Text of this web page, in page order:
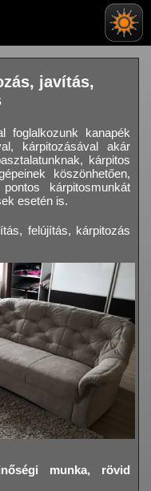
javítás,
foglalkozunk kanapék
kárpitozásával akár
kárpitos
köszönhetően,
kárpitosmunkát
esetén is.
felújítás, kárpitozás
munka, rövid